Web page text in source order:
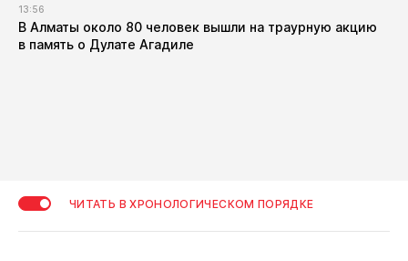
13:56
​В Алматы около 80 человек вышли на траурную акцию
в память о Дулате Агадиле
ЧИТАТЬ В ХРОНОЛОГИЧЕСКОМ ПОРЯДКЕ